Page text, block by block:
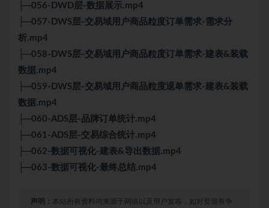
├─056-DWD层-数据展示.mp4
├─057-DWS层-交易域用户商品粒度订单需求-需求分
析.mp4
├─058-DWS层-交易域用户商品粒度订单需求-建表&装载
数据.mp4
├─059-DWS层-交易域用户商品粒度退单需求-建表&装载
数据.mp4
├─060-ADS层-品牌订单统计.mp4
├─061-ADS层-交易综合统计.mp4
├─062-数据可视化-建表&导出数据.mp4
├─063-数据可视化-最终总结.mp4
声明： 本站所有资料均来源于网络以及用户发布，如对资源有争